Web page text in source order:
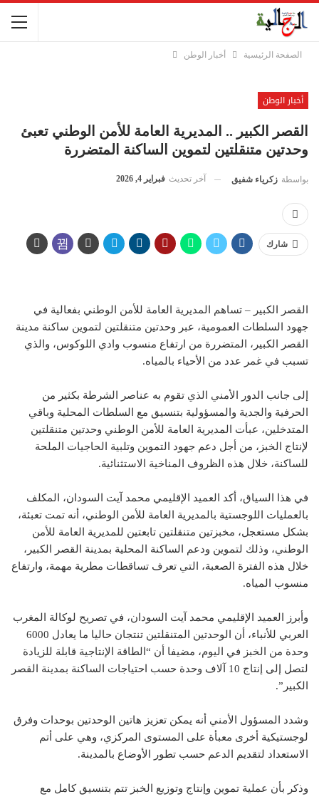
الصفحة الرئيسية أخبار الوطن
أخبار الوطن
القصر الكبير .. المديرية العامة للأمن الوطني تعبئ
وحدتين متنقلتين لتموين الساكنة المتضررة
بواسطة زكرياء شفيق آخر تحديث فبراير 4, 2026
شارك
القصر الكبير – تساهم المديرية العامة للأمن الوطني بفعالية في
جهود السلطات العمومية، عبر وحدتين متنقلتين لتموين ساكنة مدينة
القصر الكبير، المتضررة من ارتفاع منسوب وادي اللوكوس، والذي
تسبب في غمر عدد من الأحياء بالمياه.
إلى جانب الدور الأمني الذي تقوم به عناصر الشرطة بكثير من
الحرفية والجدية والمسؤولية بتنسيق مع السلطات المحلية وباقي
المتدخلين، عبأت المديرية العامة للأمن الوطني وحدتين متنقلتين
لإنتاج الخبز، من أجل دعم جهود التموين وتلبية الحاجيات الملحة
للساكنة، خلال هذه الظروف المناخية الاستثنائية.
في هذا السياق، أكد العميد الإقليمي محمد آيت السودان، المكلف
بالعمليات اللوجستية بالمديرية العامة للأمن الوطني، أنه تمت تعبئة،
بشكل مستعجل، مخبزتين متنقلتين تابعتين للمديرية العامة للأمن
الوطني، وذلك لتموين ودعم الساكنة المحلية بمدينة القصر الكبير،
خلال هذه الفترة الصعبة، التي تعرف تساقطات مطرية مهمة، وارتفاع
منسوب المياه.
وأبرز العميد الإقليمي محمد آيت السودان، في تصريح لوكالة المغرب
العربي للأنباء، أن الوحدتين المتنقلتين تنتجان حاليا ما يعادل 6000
وحدة من الخبز في اليوم، مضيفا أن “الطاقة الإنتاجية قابلة للزيادة
لتصل إلى إنتاج 10 آلاف وحدة حسب احتياجات الساكنة بمدينة القصر
الكبير”.
وشدد المسؤول الأمني أنه يمكن تعزيز هاتين الوحدتين بوحدات وفرق
لوجستيكية أخرى معبأة على المستوى المركزي، وهي على أتم
الاستعداد لتقديم الدعم حسب تطور الأوضاع بالمدينة.
وذكر بأن عملية تموين وإنتاج وتوزيع الخبز تتم بتنسيق كامل مع